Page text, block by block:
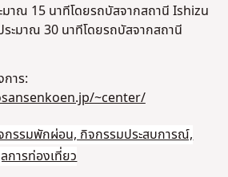
มาณ 15 นาทีโดยรถบัสจากสถานี Ishizu
ะมาณ 30 นาทีโดยรถบัสจากสถานี
การ:
~center/
กรรมพักผ่อน, กิจกรรมประสบการณ์,
การท่องเที่ยว